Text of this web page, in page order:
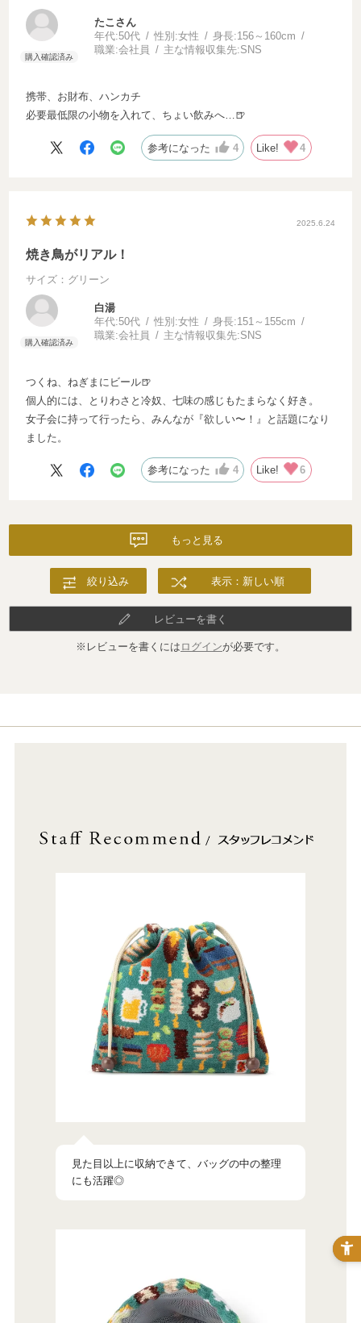
たこさん
年代:50代 性別:女性 身長:156～160cm
職業:会社員 主な情報収集先:SNS
携帯、お財布、ハンカチ
必要最低限の小物を入れて、ちょい飲みへ…🍺
参考になった 4 Like! 4
2025.6.24
焼き鳥がリアル！
サイズ：グリーン
白湯
年代:50代 性別:女性 身長:151～155cm
職業:会社員 主な情報収集先:SNS
つくね、ねぎまにビール🍺
個人的には、とりわさと冷奴、七味の感じもたまらなく好き。
女子会に持って行ったら、みんなが『欲しい〜！』と話題になり
ました。
参考になった 4 Like! 6
もっと見る
絞り込み 表示：新しい順
レビューを書く
※レビューを書くには ログインが必要です。
見た目以上に収納できて、バッグの中の整理